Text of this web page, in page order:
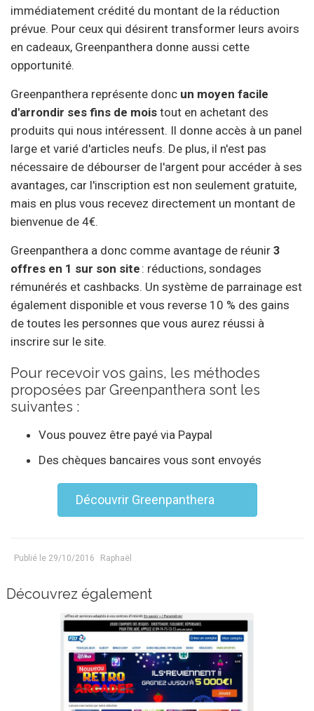
immédiatement crédité du montant de la réduction
prévue. Pour ceux qui désirent transformer leurs avoirs
en cadeaux, Greenpanthera donne aussi cette
opportunité.
Greenpanthera représente donc un moyen facile
d'arrondir ses fins de mois tout en achetant des
produits qui nous intéressent. Il donne accès à un panel
large et varié d'articles neufs. De plus, il n'est pas
nécessaire de débourser de l'argent pour accéder à ses
avantages, car l'inscription est non seulement gratuite,
mais en plus vous recevez directement un montant de
bienvenue de 4€.
Greenpanthera a donc comme avantage de réunir 3
offres en 1 sur son site : réductions, sondages
rémunérés et cashbacks. Un système de parrainage est
également disponible et vous reverse 10 % des gains
de toutes les personnes que vous aurez réussi à
inscrire sur le site.
Pour recevoir vos gains, les méthodes
proposées par Greenpanthera sont les
suivantes :
Vous pouvez être payé via Paypal
Des chèques bancaires vous sont envoyés
Découvrir Greenpanthera
Publié le 29/10/2016 Raphaël
Découvrez également